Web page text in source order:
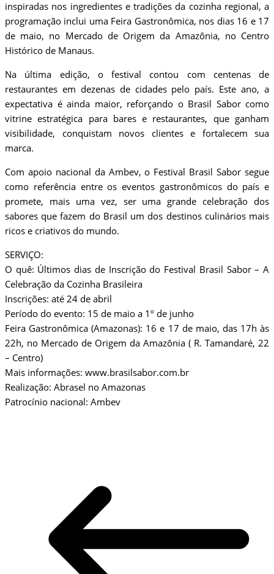
inspiradas nos ingredientes e tradições da cozinha regional, a
programação inclui uma Feira Gastronômica, nos dias 16 e 17
de maio, no Mercado de Origem da Amazônia, no Centro
Histórico de Manaus.
Na última edição, o festival contou com centenas de
restaurantes em dezenas de cidades pelo país. Este ano, a
expectativa é ainda maior, reforçando o Brasil Sabor como
vitrine estratégica para bares e restaurantes, que ganham
visibilidade, conquistam novos clientes e fortalecem sua
marca.
Com apoio nacional da Ambev, o Festival Brasil Sabor segue
como referência entre os eventos gastronômicos do país e
promete, mais uma vez, ser uma grande celebração dos
sabores que fazem do Brasil um dos destinos culinários mais
ricos e criativos do mundo.
SERVIÇO:
O quê: Últimos dias de Inscrição do Festival Brasil Sabor – A
Celebração da Cozinha Brasileira
Inscrições: até 24 de abril
Período do evento: 15 de maio a 1º de junho
Feira Gastronômica (Amazonas): 16 e 17 de maio, das 17h às
22h, no Mercado de Origem da Amazônia ( R. Tamandaré, 22
– Centro)
Mais informações: www.brasilsabor.com.br
Realização: Abrasel no Amazonas
Patrocínio nacional: Ambev